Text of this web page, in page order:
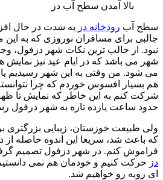
بالا آمدن سطح آب دز
سطح آب رودخانه دز به شدت در حال
جالبی برای مسافران نوروزی که به این
نبود. از جالب ترین نکات شهر دزفول،
شهر می باشد که در ایام عید نیز نمایش
می شود. من وقتی به این شهر رسیدیم
هم بسیار افسوس خوردم که چرا
شرکت کنم به این خاطر که نمایش تا
حدود ساعت یازده تازه به شهر درفول
ولی طبیعت خوزستان، زیبایی بزرگتری
که باعث شد، سریعا این اندوه حاصله از
فراموش کنم. در شهر دزفول تصمیم
دز حرکت کنیم و خودمان هم نمی
ای روبه رو خواهیم شد.